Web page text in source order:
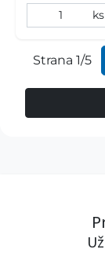
ks
Strana 1/5